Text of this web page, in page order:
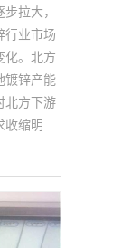
拉大，
行业市场
化。北方
镀锌产能
北方下游
收缩明